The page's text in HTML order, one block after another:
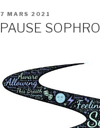
PUBLIÉ
7 MARS 2021
PAUSE SOPHRO